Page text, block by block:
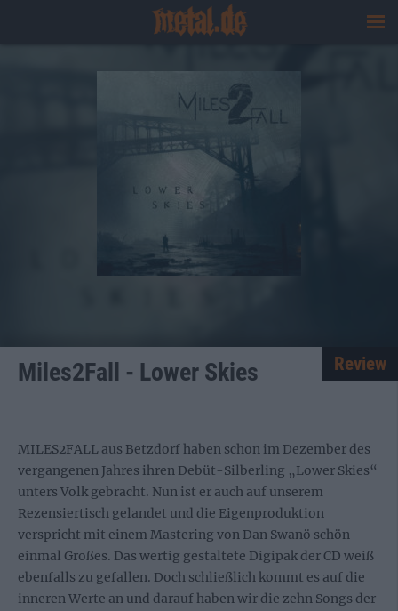
Miles2Fall - Lower Skies Review
MILES2FALL aus Betzdorf haben schon im Dezember des
vergangenen Jahres ihren Debüt-Silberling „Lower Skies“
unters Volk gebracht. Nun ist er auch auf unserem
Rezensiertisch gelandet und die Eigenproduktion
verspricht mit einem Mastering von Dan Swanö schön
einmal Großes. Das wertig gestaltete Digipak der CD weiß
ebenfalls zu gefallen. Doch schließlich kommt es auf die
inneren Werte an und darauf haben wir die zehn Songs der